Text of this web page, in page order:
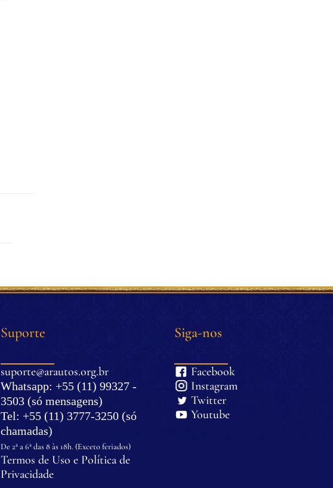
Suporte
suporte@arautos.org.br
Whatsapp: +55 (11) 99327 -
3503 (só mensagens)
Tel: +55 (11) 3777-3250 (só
chamadas)
De 2ª a 6ª das 8 às 18h. (Exceto feriados)
Termos de Uso e Política de
Privacidade
Siga-nos
Facebook
Instagram
Twitter
Youtube